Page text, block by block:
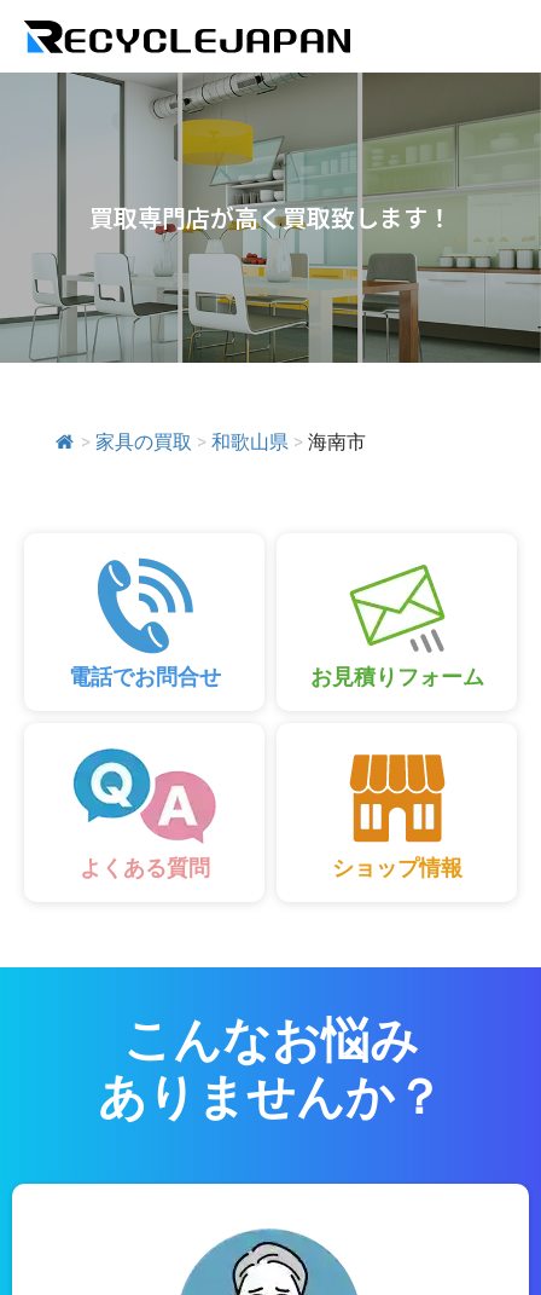
買取専門店が高く買取致します！
> 家具の買取 > 和歌山県 > 海南市
電話でお問合せ お見積りフォーム
よくある質問 ショップ情報
こんなお悩み
ありませんか？